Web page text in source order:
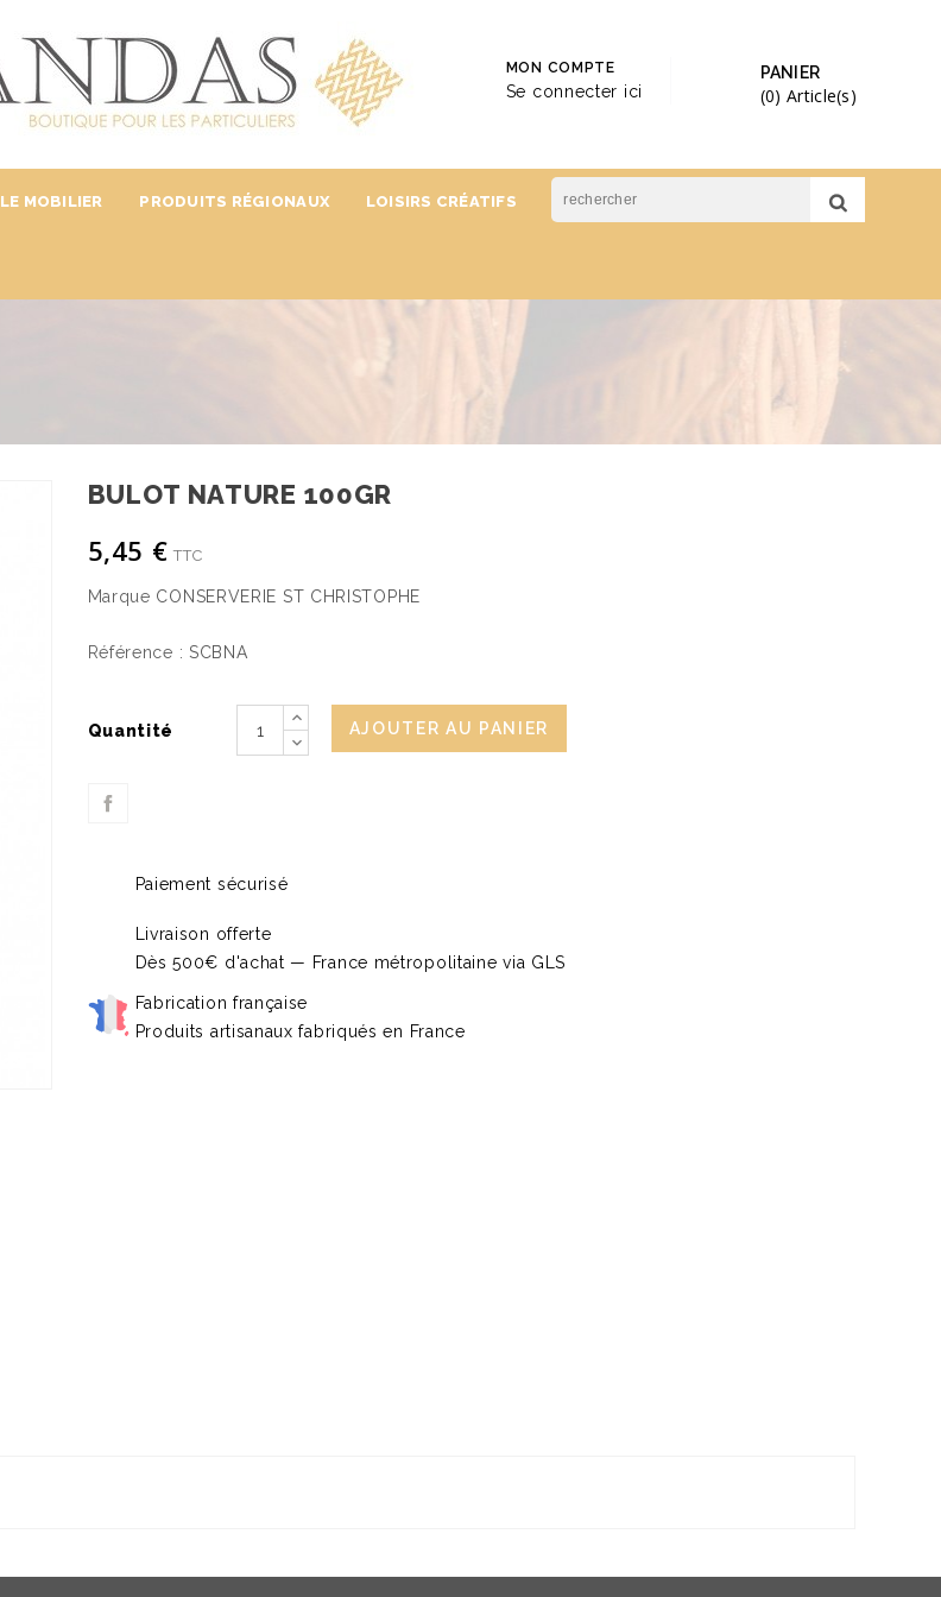
PANIER
(0) Article(s)
MON COMPTE
Se connecter ici
LE MOBILIER PRODUITS RÉGIONAUX LOISIRS CRÉATIFS
BULOT NATURE 100GR
5,45 € TTC
Marque CONSERVERIE ST CHRISTOPHE
Référence : SCBNA
Quantité AJOUTER AU PANIER
Paiement sécurisé
Livraison offerte
Dès 500€ d'achat — France métropolitaine via GLS
Fabrication française
Produits artisanaux fabriqués en France